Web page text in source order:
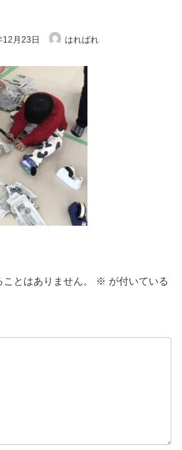
12月23日 はればれ
とはありません。 ※ が付いている